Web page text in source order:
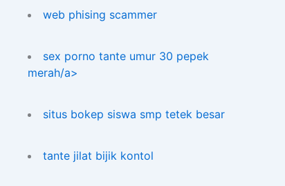
web phising scammer
sex porno tante umur 30 pepek
merah/a>
situs bokep siswa smp tetek besar
tante jilat bijik kontol